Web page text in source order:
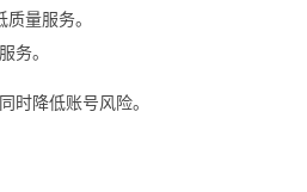
量服务。
务。
时降低账号风险。